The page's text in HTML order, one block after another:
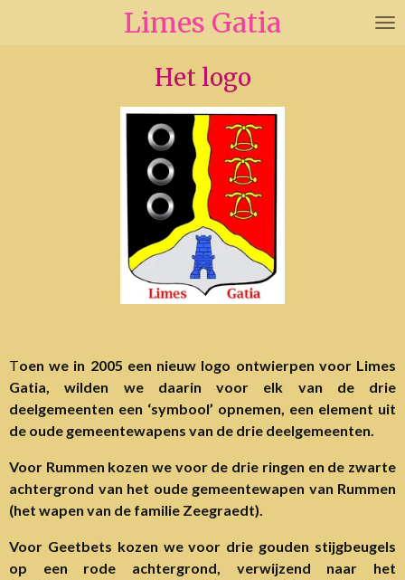
Limes Gatia
Het logo
Toen we in 2005 een nieuw logo ontwierpen voor Limes
Gatia, wilden we daarin voor elk van de drie
deelgemeenten een ‘symbool’ opnemen, een element uit
de oude gemeentewapens van de drie deelgemeenten.
Voor Rummen kozen we voor de drie ringen en de zwarte
achtergrond van het oude gemeentewapen van Rummen
(het wapen van de familie Zeegraedt).
Voor Geetbets kozen we voor drie gouden stijgbeugels
op een rode achtergrond, verwijzend naar het